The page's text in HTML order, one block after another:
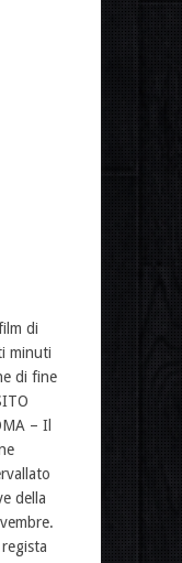
di
minuti
di fine
– Il
della